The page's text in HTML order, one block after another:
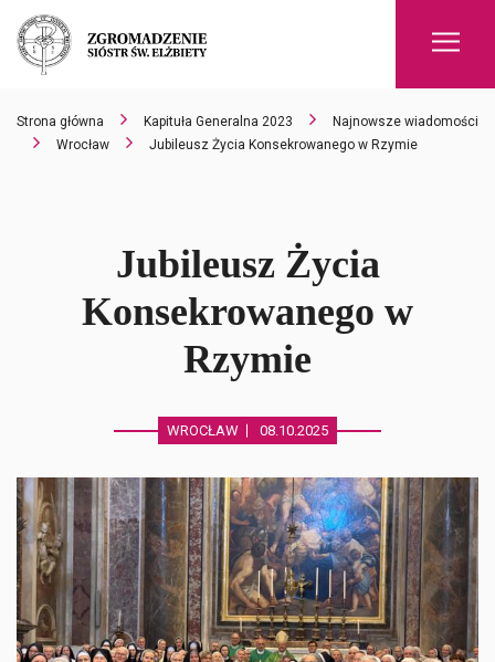
Strona główna Kapituła Generalna 2023
Najnowsze wiadomości
Wrocław
Jubileusz Życia Konsekrowanego w Rzymie
Jubileusz Życia
Konsekrowanego w
Rzymie
WROCŁAW 08.10.2025